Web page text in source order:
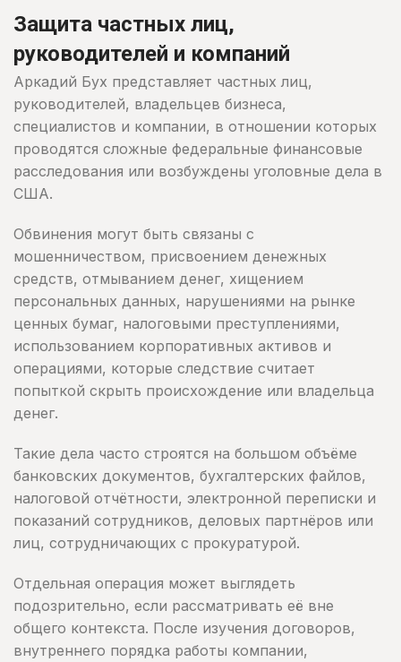
Защита частных лиц,
руководителей и компаний
Аркадий Бух представляет частных лиц,
руководителей, владельцев бизнеса,
специалистов и компании, в отношении которых
проводятся сложные федеральные финансовые
расследования или возбуждены уголовные дела в
США.
Обвинения могут быть связаны с
мошенничеством, присвоением денежных
средств, отмыванием денег, хищением
персональных данных, нарушениями на рынке
ценных бумаг, налоговыми преступлениями,
использованием корпоративных активов и
операциями, которые следствие считает
попыткой скрыть происхождение или владельца
денег.
Такие дела часто строятся на большом объёме
банковских документов, бухгалтерских файлов,
налоговой отчётности, электронной переписки и
показаний сотрудников, деловых партнёров или
лиц, сотрудничающих с прокуратурой.
Отдельная операция может выглядеть
подозрительно, если рассматривать её вне
общего контекста. После изучения договоров,
внутреннего порядка работы компании,